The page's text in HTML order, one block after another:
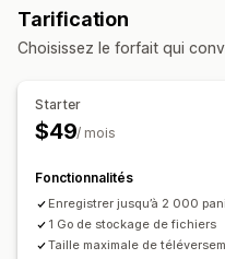
Gestion des listes
Partage social
Liens de
Personnalisation
Image de marque
Tarification
Choisissez le forfait qui
Starter
$49/ mois
Fonctionnalités
Enregistrer jusqu’à 2 000
1 Go de stockage de fichiers
Taille maximale de